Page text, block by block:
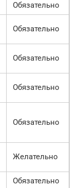
Обязательно
Обязательно
Обязательно
Обязательно
Обязательно
Желательно
Обязательно